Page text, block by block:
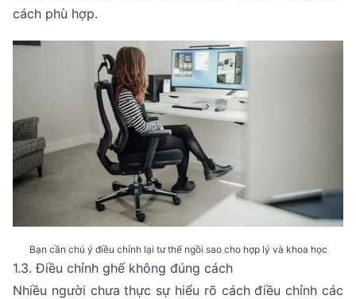
cách phù hợp.
Bạn cần chú ý điều chỉnh lại tư thế ngồi sao cho hợp lý và khoa học
1.3. Điều chỉnh ghế không đúng cách
Nhiều người chưa thực sự hiểu rõ cách điều chỉnh các